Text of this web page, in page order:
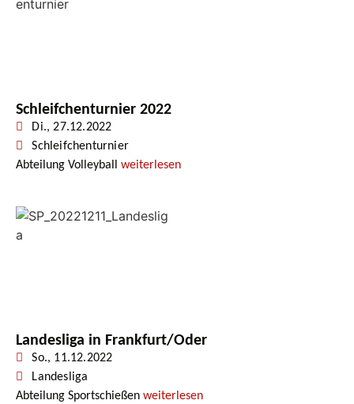
Schleifchenturnier 2022
Di., 27.12.2022
Schleifchenturnier
Abteilung Volleyball weiterlesen
Landesliga in Frankfurt/Oder
So., 11.12.2022
Landesliga
Abteilung Sportschießen weiterlesen